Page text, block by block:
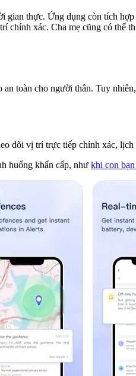
thực. Ứng dụng còn tích
xác. Cha mẹ cũng có thể
toàn cho người thân. Tuy
dõi vị trí trực tiếp chính xác,
huống khẩn cấp, như khi con